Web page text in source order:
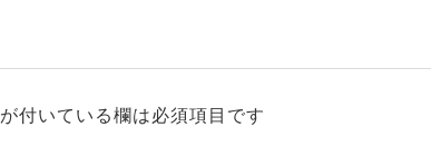
が付いている欄は必須項目です